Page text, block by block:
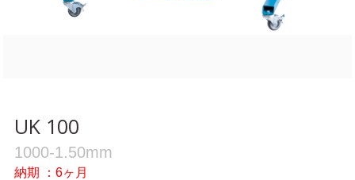
UK 100
1000-1.50mm
納期 ：6ヶ月